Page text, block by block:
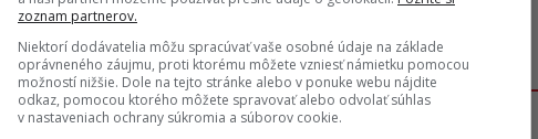
rakiet
kinetických zbraní a soft-kill schopností
senzory v rámci SAMSON stanice
dát a situačné povedomie v reálnom čase
zoznam partnerov.
Niektorí dodávatelia môžu spracúvať vaše osobné údaje na základe
oprávneného záujmu, proti ktorému môžete vzniesť námietku pomocou
možností nižšie. Dole na tejto stránke alebo v ponuke webu nájdite
odkaz, pomocou ktorého môžete spravovať alebo odvolať súhlas
v nastaveniach ochrany súkromia a súborov cookie.